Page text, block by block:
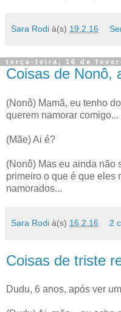
Sara Rodi à(s) 19.2.16
terça-feira, 16 de
Coisas de Nonô,
(Nonô) Mamã, eu tenho
querem namorar comigo...
(Mãe) Ai é?
(Nonô) Mas eu ainda não
primeiro o que é que eles
namorados...
Sara Rodi à(s) 16.2.16 2
Coisas de triste
Dudu, 6 anos, após ver